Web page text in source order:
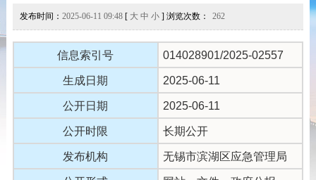
发布时间： 2025-06-11 09:48[ 大 中 小] 浏览次数： 262
信息索引号 014028901/2025-02557
生成日期 2025-06-11
公开日期 2025-06-11
公开时限 长期公开
发布机构 无锡市滨湖区应急管理局